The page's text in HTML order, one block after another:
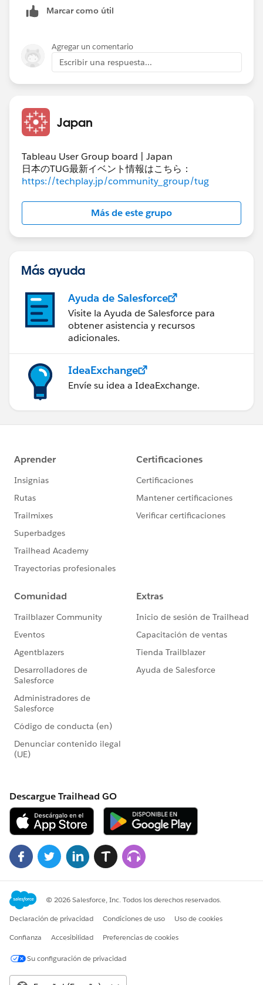
②ヒットリスト＋散布図
期間フィルタを設置し、その期間の合算の数値を表示す
る
（二月なら二月合算分を表示）
簡単なイメージ図ですが、こちらでよいでしょうか。
よろしくお願いいたします。
Marcar como útil
Agregar un comentario
Escribir una respuesta...
Japan
Tableau User Group board | Japan
日本のTUG最新イベント情報はこちら：
https://techplay.jp/community_group/tug
Más de este grupo
Más ayuda
Ayuda de Salesforce
Visite la Ayuda de Salesforce para
obtener asistencia y recursos
adicionales.
IdeaExchange
Envíe su idea a IdeaExchange.